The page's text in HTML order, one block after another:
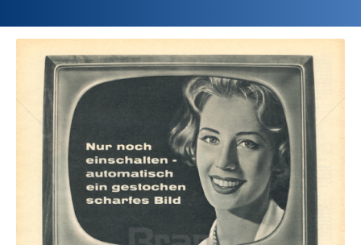
Home
Einst und Heute
Marken
Konzerne
Epoche